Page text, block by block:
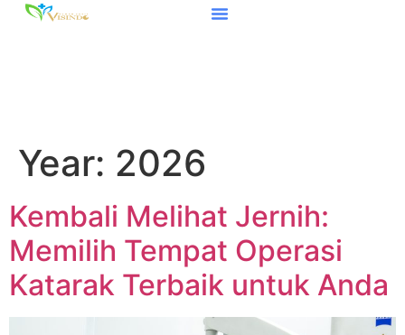
Year: 2026
Kembali Melihat Jernih:
Memilih Tempat Operasi
Katarak Terbaik untuk Anda